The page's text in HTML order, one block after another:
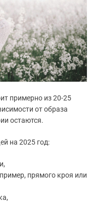
примерно из 20-25
от образа
остаются.
на 2025 год:
прямого кроя или